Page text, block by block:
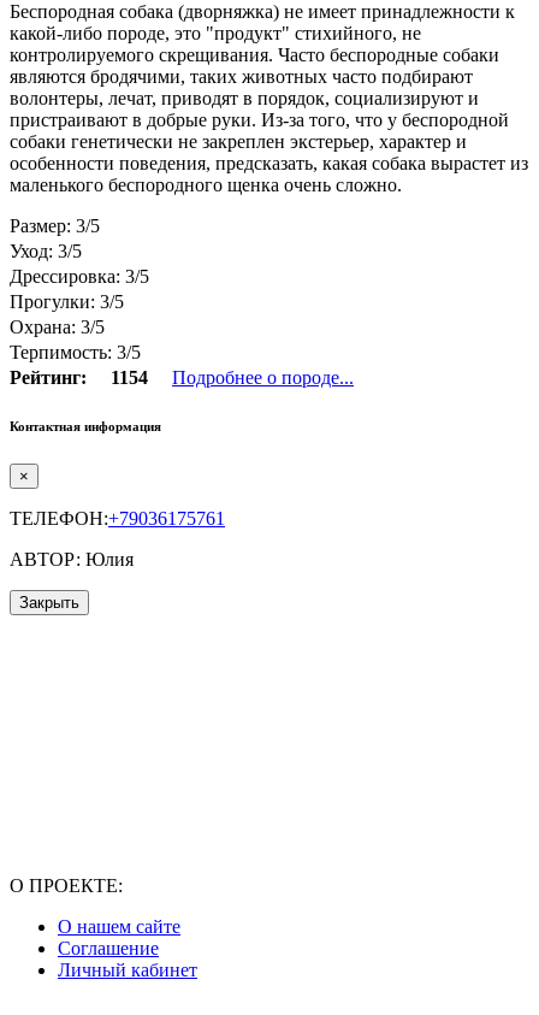
Беспородная собака (дворняжка) не имеет принадлежности к
какой-либо породе, это "продукт" стихийного, не
контролируемого скрещивания. Часто беспородные собаки
являются бродячими, таких животных часто подбирают
волонтеры, лечат, приводят в порядок, социализируют и
пристраивают в добрые руки. Из-за того, что у беспородной
собаки генетически не закреплен экстерьер, характер и
особенности поведения, предсказать, какая собака вырастет из
маленького беспородного щенка очень сложно.
Размер: 3/5
Уход: 3/5
Дрессировка: 3/5
Прогулки: 3/5
Охрана: 3/5
Терпимость: 3/5
Рейтинг:
1154 Подробнее о породе...
Контактная информация
×
ТЕЛЕФОН:+79036175761
АВТОР: Юлия
Закрыть
О ПРОЕКТЕ:
О нашем сайте
Соглашение
Личный кабинет